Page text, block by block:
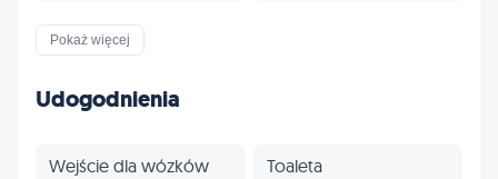
Odrobaczanie
Dermatologia
Pokaż więcej
Udogodnienia
Wejście dla wózków Toaleta